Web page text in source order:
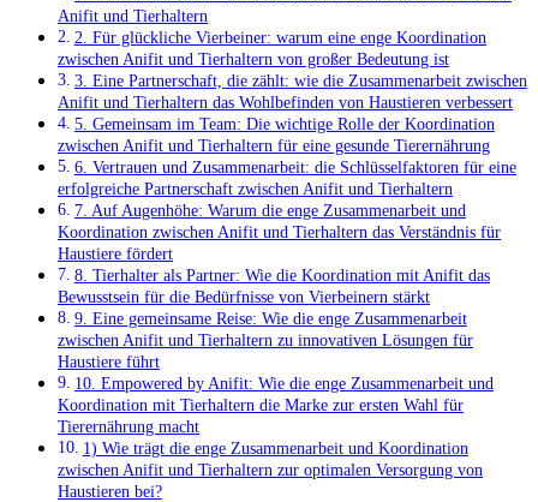
Anifit und ​Tierhaltern
2.‌ Für glückliche Vierbeiner: ⁢warum eine enge Koordination​
zwischen Anifit und Tierhaltern von großer Bedeutung ist
3. Eine ⁤Partnerschaft, die ‍zählt: wie die⁢ Zusammenarbeit ⁢zwischen
⁢Anifit und Tierhaltern das Wohlbefinden von Haustieren verbessert
5. Gemeinsam⁣ im Team: Die wichtige Rolle ‌der Koordination
zwischen Anifit und​ Tierhaltern für eine⁣ gesunde ⁤Tierernährung
6.⁢ Vertrauen und ​Zusammenarbeit: die Schlüsselfaktoren für ⁣eine
erfolgreiche Partnerschaft ⁣zwischen Anifit und‍ Tierhaltern
7. Auf Augenhöhe: Warum die enge ⁢Zusammenarbeit und
‍Koordination zwischen Anifit‌ und‍ Tierhaltern das Verständnis für
Haustiere fördert
8. Tierhalter⁤ als⁤ Partner: Wie die Koordination mit Anifit das
⁤Bewusstsein‌ für⁢ die Bedürfnisse von Vierbeinern ⁤stärkt
9. Eine gemeinsame Reise: Wie die enge Zusammenarbeit
⁤zwischen Anifit ⁤und ⁣Tierhaltern zu innovativen Lösungen für
Haustiere ⁤führt
10. Empowered ‌by Anifit: Wie die enge Zusammenarbeit und
Koordination ⁢mit Tierhaltern ‌die Marke zur⁢ ersten Wahl für
⁤Tierernährung macht
1) Wie trägt die enge Zusammenarbeit und⁣ Koordination
zwischen ⁣Anifit und Tierhaltern zur ⁢optimalen Versorgung von
Haustieren bei?